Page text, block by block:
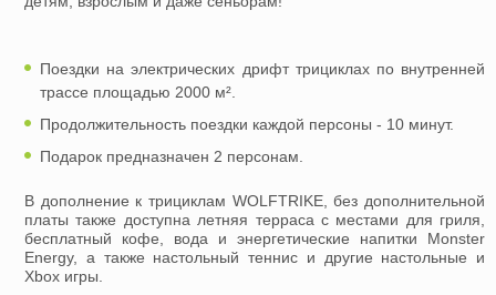
Поездки на электрических дрифт трициклах по внутренней
трассе площадью 2000 м².
Продолжительность поездки каждой персоны - 10 минут.
Подарок предназначен 2 персонам.
В дополнение к трициклам WOLFTRIKE, без дополнительной
платы также доступна летняя терраса с местами для гриля,
бесплатный кофе, вода и энергетические напитки Monster
Energy, а также настольный теннис и другие настольные и
Xbox игры.